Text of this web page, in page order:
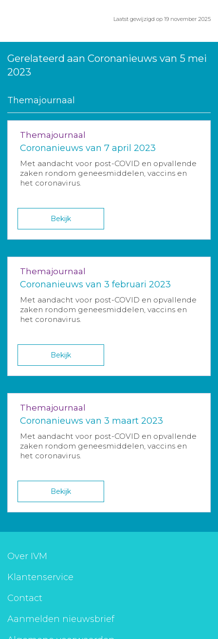
Laatst gewijzigd op 19 november 2025
Gerelateerd aan Coronanieuws van 5 mei
2023
Themajournaal
Themajournaal
Coronanieuws van 7 april 2023
Met aandacht voor post-COVID en opvallende
zaken rondom geneesmiddelen, vaccins en
het coronavirus.
Bekijk
Themajournaal
Coronanieuws van 3 februari 2023
Met aandacht voor post-COVID en opvallende
zaken rondom geneesmiddelen, vaccins en
het coronavirus.
Bekijk
Themajournaal
Coronanieuws van 3 maart 2023
Met aandacht voor post-COVID en opvallende
zaken rondom geneesmiddelen, vaccins en
het coronavirus.
Bekijk
Over IVM
Klantenservice
Contact
Aanmelden nieuwsbrief